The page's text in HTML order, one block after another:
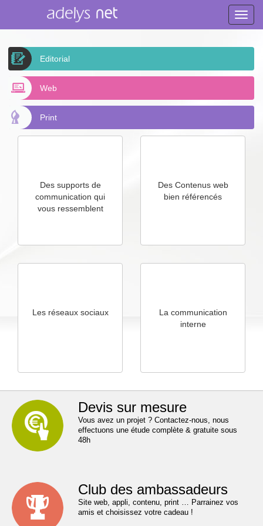
Toggle
Editorial
Web
Print
Des supports de
communication qui
vous ressemblent
Des Contenus web
bien référencés
Les réseaux sociaux
La communication
interne
Devis sur mesure
Vous avez un projet ? Contactez-nous, nous
effectuons une étude complète & gratuite sous
48h
Club des ambassadeurs
Site web, appli, contenu, print … Parrainez vos
amis et choisissez votre cadeau !